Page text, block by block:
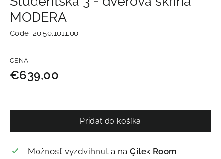
MODERA
Code:20.50.1011.00
Normálna
cena
CENA
€639,00
Pridať do košíka
Možnosť vyzdvihnutia naÇilek Room